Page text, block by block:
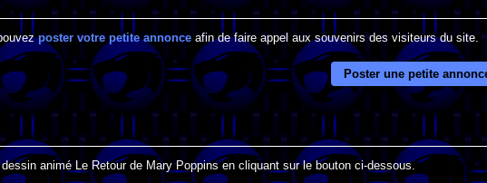
poster votre petite annonce afin de faire appel aux souvenirs des visiteurs du site.
Poster une petite
animé Le Retour de Mary Poppins en cliquant sur le bouton ci-dessous.